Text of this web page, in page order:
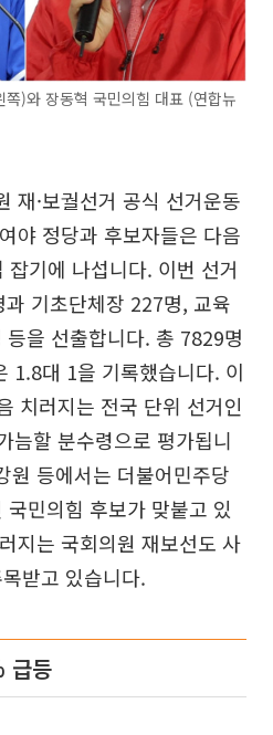
)와 장동혁 국민의힘 대표 (연합뉴
재·보궐선거 공식 선거운동
야 정당과 후보자들은 다음
기에 나섭니다. 이번 선거
기초단체장 227명, 교육
을 선출합니다. 총 7829명
1.8대 1을 기록했습니다. 이
치러지는 전국 단위 선거인
늠할 분수령으로 평가됩니
원 등에서는 더불어민주당
민의힘 후보가 맞붙고 있
지는 국회의원 재보선도 사
받고 있습니다.
급등